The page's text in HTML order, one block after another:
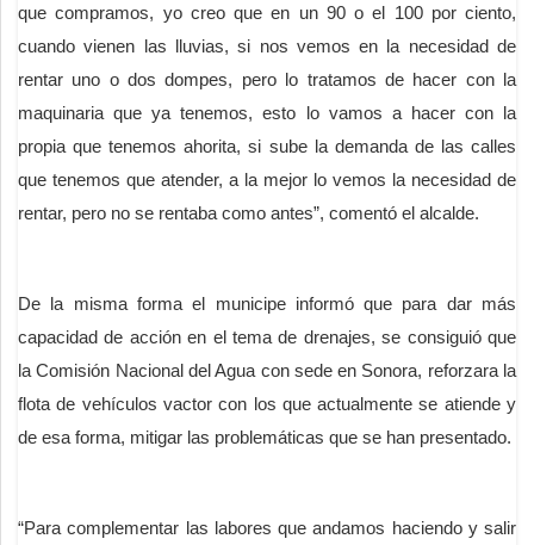
que compramos, yo creo que en un 90 o el 100 por ciento,
cuando vienen las lluvias, si nos vemos en la necesidad de
rentar uno o dos dompes, pero lo tratamos de hacer con la
maquinaria que ya tenemos, esto lo vamos a hacer con la
propia que tenemos ahorita, si sube la demanda de las calles
que tenemos que atender, a la mejor lo vemos la necesidad de
rentar, pero no se rentaba como antes”, comentó el alcalde.
De la misma forma el municipe informó que para dar más
capacidad de acción en el tema de drenajes, se consiguió que
la Comisión Nacional del Agua con sede en Sonora, reforzara la
flota de vehículos vactor con los que actualmente se atiende y
de esa forma, mitigar las problemáticas que se han presentado.
“Para complementar las labores que andamos haciendo y salir